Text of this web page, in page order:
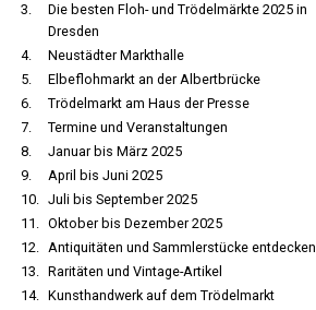
Die besten Floh- und Trödelmärkte 2025 in
Dresden
Neustädter Markthalle
Elbeflohmarkt an der Albertbrücke
Trödelmarkt am Haus der Presse
Termine und Veranstaltungen
Januar bis März 2025
April bis Juni 2025
Juli bis September 2025
Oktober bis Dezember 2025
Antiquitäten und Sammlerstücke entdecken
Raritäten und Vintage-Artikel
Kunsthandwerk auf dem Trödelmarkt